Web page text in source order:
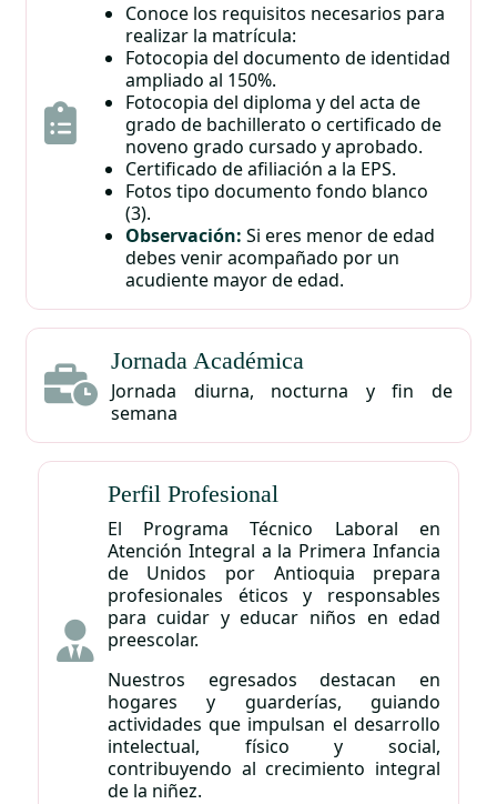
Conoce los requisitos necesarios para
realizar la matrícula:
Fotocopia del documento de identidad
ampliado al 150%.
Fotocopia del diploma y del acta de
grado de bachillerato o certificado de
noveno grado cursado y aprobado.
Certificado de afiliación a la EPS.
Fotos tipo documento fondo blanco
(3).
Observación: Si eres menor de edad
debes venir acompañado por un
acudiente mayor de edad.
Jornada Académica
Jornada diurna, nocturna y fin de
semana
Perfil Profesional
El Programa Técnico Laboral en
Atención Integral a la Primera Infancia
de Unidos por Antioquia prepara
profesionales éticos y responsables
para cuidar y educar niños en edad
preescolar.
Nuestros egresados destacan en
hogares y guarderías, guiando
actividades que impulsan el desarrollo
intelectual, físico y social,
contribuyendo al crecimiento integral
de la niñez.